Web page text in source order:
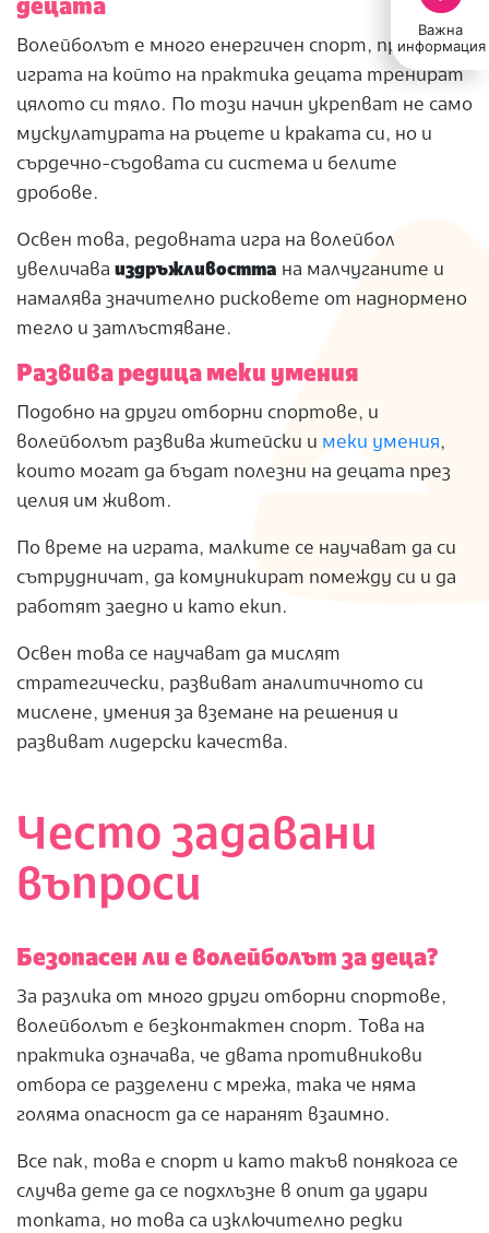
Важна
информация
децата
Волейболът е много енергичен спорт, при
играта на който на практика децата тренират
цялото си тяло. По този начин укрепват не само
мускулатурата на ръцете и краката си, но и
сърдечно-съдовата си система и белите
дробове.
Освен това, редовната игра на волейбол
увеличава издръжливостта на малчуганите и
намалява значително рисковете от наднормено
тегло и затлъстяване.
Развива редица меки умения
Подобно на други отборни спортове, и
волейболът развива житейски и меки умения,
които могат да бъдат полезни на децата през
целия им живот.
По време на играта, малките се научават да си
сътрудничат, да комуникират помежду си и да
работят заедно и като екип.
Освен това се научават да мислят
стратегически, развиват аналитичното си
мислене, умения за вземане на решения и
развиват лидерски качества.
Често задавани
въпроси
Безопасен ли е волейболът за деца?
За разлика от много други отборни спортове,
волейболът е безконтактен спорт. Това на
практика означава, че двата противникови
отбора се разделени с мрежа, така че няма
голяма опасност да се наранят взаимно.
Все пак, това е спорт и като такъв понякога се
случва дете да се подхлъзне в опит да удари
топката, но това са изключително редки